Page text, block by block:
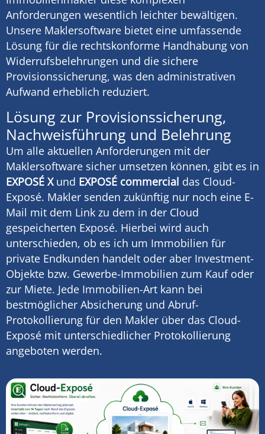
Anforderungen wesentlich leichter bewältigen.
Unsere Maklersoftware bietet eine umfassende
Lösung für die rechtskonforme Handhabung von
Widerrufsbelehrungen und die sichere
Provisionssicherung, was den administrativen
Aufwand erheblich reduziert.
Lösung zur Provisionssicherung,
Nachweisführung und Belehrung
Um alle aktuellen Anforderungen mit der
Maklersoftware sicher umsetzen können, gibt es in
EXPOSÉ Xund EXPOSÉ commercial das Cloud-
Exposé. Makler senden zukünftig nur noch eine E-
Mail mit dem Link zu dem in der Cloud
gespeicherten Exposé. Hierbei wird auch
unterschieden, ob es ich um Immobilien für
private Endkunden handelt oder aber Investment-
Objekte bzw. Gewerbe-Immobilien zum Kauf oder
zur Miete. Jede Immobilien-Art kann bei
bestmöglicher Absicherung und Abruf-
Protokollierung für den Makler über das Cloud-
Exposé mit unterschiedlicher Protokollierung
angeboten werden.